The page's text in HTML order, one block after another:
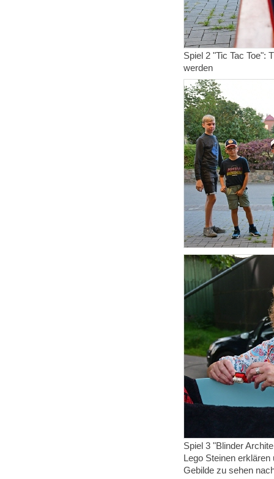
Spiel 2 "Tic Tac Toe":
werden
Spiel 3 "Blinder
Lego Steinen
Gebilde zu sehen